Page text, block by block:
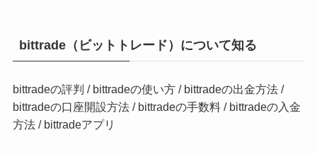
bittrade（ビットトレード）について知る
bittradeの評判 / bittradeの使い方/ bittradeの出金方法/
bittradeの口座開設方法/ bittradeの手数料/ bittradeの入金
方法/ bittradeアプリ